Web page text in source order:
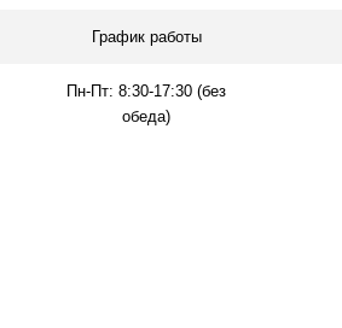
График работы
Пн-Пт: 8:30-17:30 (без
обеда)